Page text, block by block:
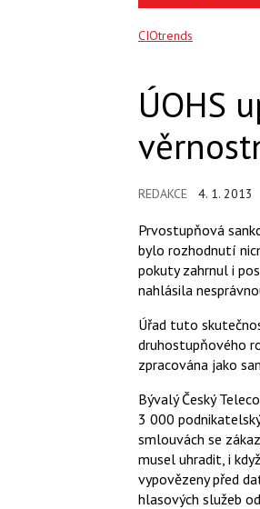
CIOtrends
ÚOHS
REDAKCE 4. 1. 2013
Prvostupňová
bylo rozhodnutí
pokuty zahrnul i
nahlásila
Úřad tuto
druhostupňového
zpracována jako
Bývalý Český
3 000
smlouvách se
musel uhradit, i
vypovězeny před
hlasových služeb